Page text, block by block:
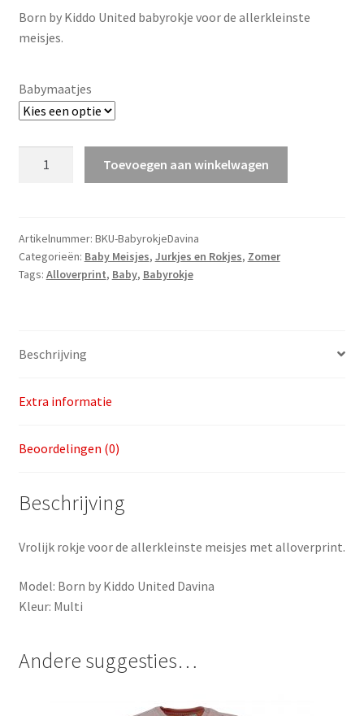
Born by Kiddo United babyrokje voor de allerkleinste
meisjes.
Babymaatjes
Skirt
Davina
AOP
aantal
Toevoegen aan winkelwagen
Artikelnummer: BKU-BabyrokjeDavina
Categorieën: Baby Meisjes, Jurkjes en Rokjes, Zomer
Tags: Alloverprint, Baby, Babyrokje
Beschrijving
Extra informatie
Beoordelingen (0)
Beschrijving
Vrolijk rokje voor de allerkleinste meisjes met alloverprint.
Model: Born by Kiddo United Davina
Kleur: Multi
Andere suggesties…